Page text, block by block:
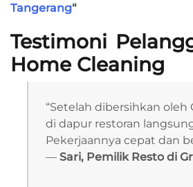
Tangerang“
Testimoni
Home Cleaning
“Setelah dibersihkan oleh
di dapur restoran
Pekerjaannya cepat dan
— Sari, Pemilik Resto di